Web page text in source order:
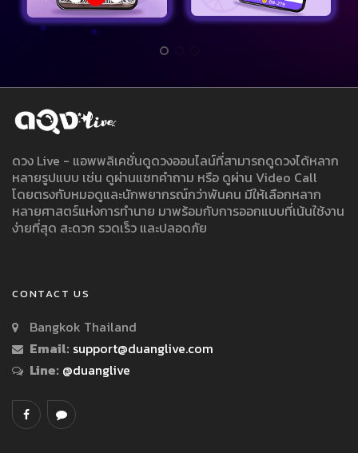
ดวง Live - แอพพลิเคชั่นดูดวงออนไลน์ที่สามารถดูดวงได้หลาก
หลายรูปแบบ เช่น ดูผ่านแชทคำถาม หรือ ดูผ่าน Video Call
โดยตรงกับหมอดูและนักพยากรณ์กว่าพันคน มีให้เลือกหลาก
หลายศาสตร์แห่งการทำนาย มาพร้อมกับการออกแบบที่เน้นใช้งาน
ง่ายที่สุด สะดวก รวดเร็ว และปลอดภัย
CONTACT US
Bangkok Thailand
Email: support@duanglive.com
Line: @duanglive